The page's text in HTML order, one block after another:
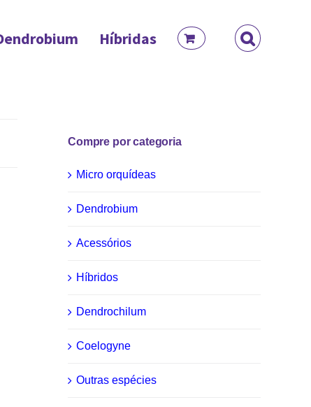
Híbridas
Compre por categoria
Micro orquídeas
Dendrobium
Acessórios
Híbridos
Dendrochilum
Coelogyne
Outras espécies